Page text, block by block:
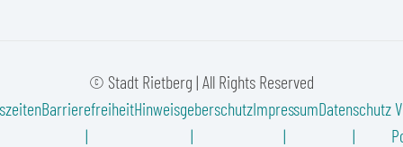
© Stadt Rietberg | All Rights Reserved
BarrierefreiheitHinweisgeberschutzImpressumDatenschutz